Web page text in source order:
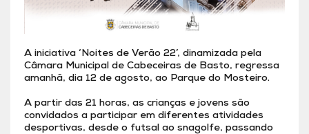
A iniciativa ‘Noites de Verão 22’, dinamizada pela
Câmara Municipal de Cabeceiras de Basto, regressa
amanhã, dia 12 de agosto, ao Parque do Mosteiro.
A partir das 21 horas, as crianças e jovens são
convidados a participar em diferentes atividades
desportivas, desde o futsal ao snagolfe, passando